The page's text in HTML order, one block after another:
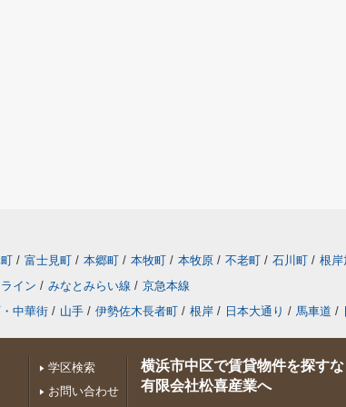
/ 富士見町 / 本郷町 / 本牧町 / 本牧原 / 不老町 / 石川町 / 根岸
イン / みなとみらい線 / 京急本線
中華街 / 山手 / 伊勢佐木長者町 / 根岸 / 日本大通り / 馬車道 /
学区検索
お問い合わせ
横浜市中区で賃貸物件を探すな
有限会社松喜産業へ